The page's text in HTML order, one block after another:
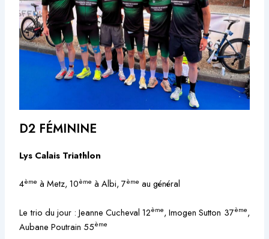
D2 FÉMININE
Lys Calais Triathlon
4ème à Metz, 10ème à Albi, 7ème au général
Le trio du jour : Jeanne Cucheval 12ème, Imogen Sutton 37ème,
Aubane Poutrain 55ème